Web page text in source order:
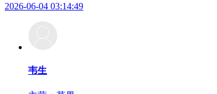
2026-06-04 03:14:49
韦生